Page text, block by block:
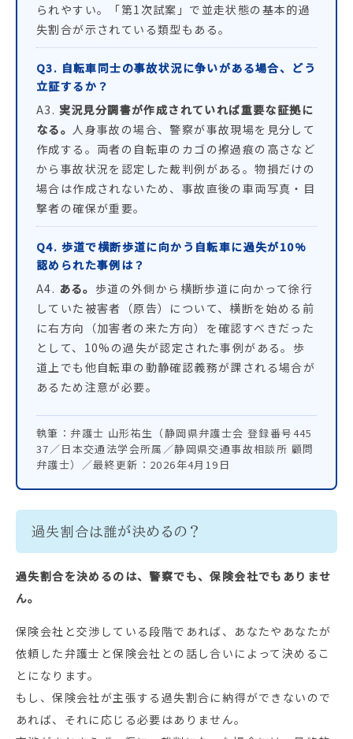
られやすい。「第1次試案」で並走状態の基本的過
失割合が示されている類型もある。
Q3. 自転車同士の事故状況に争いがある場合、どう
立証するか？
A3. 実況見分調書が作成されていれば重要な証拠に
なる。 人身事故の場合、警察が事故現場を見分して
作成する。両者の自転車のカゴの擦過痕の高さなど
から事故状況を認定した裁判例がある。物損だけの
場合は作成されないため、事故直後の車両写真・目
撃者の確保が重要。
Q4. 歩道で横断歩道に向かう自転車に過失が10%
認められた事例は？
A4. ある。 歩道の外側から横断歩道に向かって徐行
していた被害者（原告）について、横断を始める前
に右方向（加害者の来た方向）を確認すべきだった
として、10%の過失が認定された事例がある。歩
道上でも他自転車の動静確認義務が課される場合が
あるため注意が必要。
執筆：弁護士 山形祐生（静岡県弁護士会 登録番号445
37／日本交通法学会所属／静岡県交通事故相談所 顧問
弁護士）／最終更新：2026年4月19日
過失割合は誰が決めるの？
過失割合を決めるのは、警察でも、保険会社でもありませ
ん。
保険会社と交渉している段階であれば、あなたやあなたが
依頼した弁護士と保険会社との話し合いによって決めるこ
とになります。
もし、保険会社が主張する過失割合に納得ができないので
あれば、それに応じる必要はありません。